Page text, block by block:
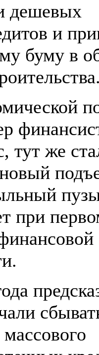
дешевых
и
буму в
тут же
при